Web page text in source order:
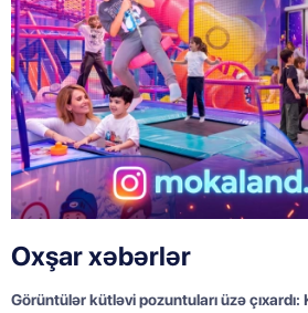
Oxşar xəbərlər
Görüntülər kütləvi pozuntuları üzə